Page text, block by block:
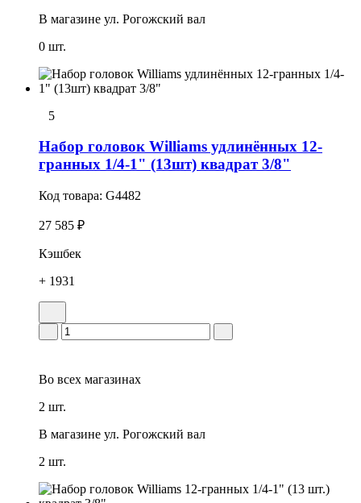
В магазине ул. Рогожский вал
0 шт.
5
Набор головок Williams удлинённых 12-
гранных 1/4-1" (13шт) квадрат 3/8"
Код товара: G4482
27 585 ₽
Кэшбек
+ 1931
Во всех магазинах
2 шт.
В магазине ул. Рогожский вал
2 шт.